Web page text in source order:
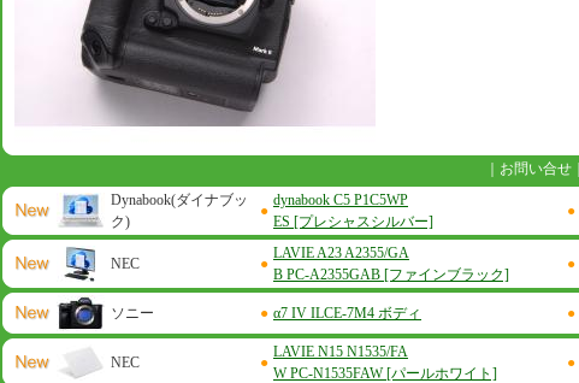
お問い合せ
Dynabook(ダイナブッ
ク)
●
dynabook C5 P1C5WP
ES [プレシャスシルバー]
●
NEC ●
LAVIE A23 A2355/GA
B PC-A2355GAB [ファインブラック]
●
ソニー ● α7 IV ILCE-7M4 ボディ ●
NEC ●
LAVIE N15 N1535/FA
W PC-N1535FAW [パールホワイト]
●